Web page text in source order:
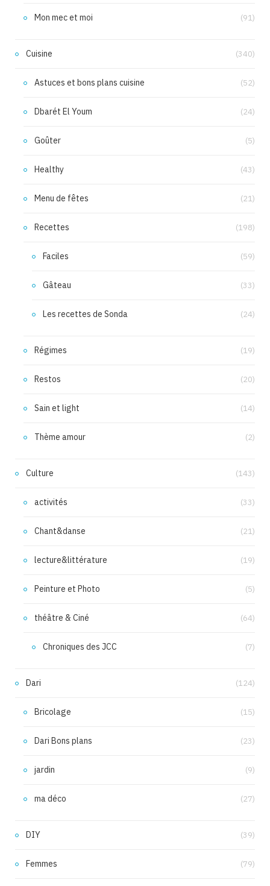
Mon mec et moi (91)
Cuisine (340)
Astuces et bons plans cuisine (52)
Dbarét El Youm (24)
Goûter (5)
Healthy (43)
Menu de fêtes (21)
Recettes (198)
Faciles (59)
Gâteau (33)
Les recettes de Sonda (24)
Régimes (19)
Restos (20)
Sain et light (14)
Thème amour (2)
Culture (143)
activités (33)
Chant&danse (21)
lecture&littérature (19)
Peinture et Photo (5)
théâtre & Ciné (64)
Chroniques des JCC (7)
Dari (124)
Bricolage (15)
Dari Bons plans (23)
jardin (9)
ma déco (27)
DIY (39)
Femmes (79)